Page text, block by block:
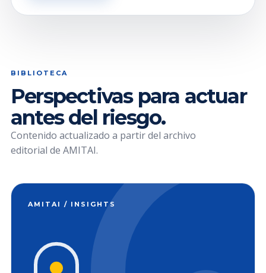
BIBLIOTECA
Perspectivas para actuar
antes del riesgo.
Contenido actualizado a partir del archivo
editorial de AMITAI.
AMITAI / INSIGHTS